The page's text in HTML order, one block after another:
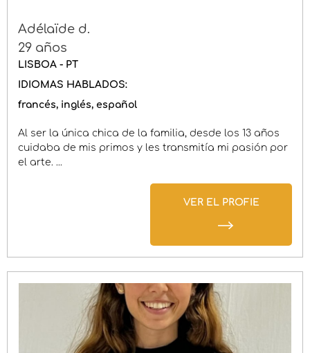
Adélaïde d.
29 años
LISBOA - PT
IDIOMAS HABLADOS:
francés inglés español
Al ser la única chica de la familia, desde los 13 años
cuidaba de mis primos y les transmitía mi pasión por
el arte. ...